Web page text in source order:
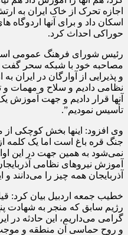
اجازه تحرک از خاک ایران به
اسکان داد و برای آنها
حوراکی احداث کرد.
رئیس شورای فرهنگ عمومی
مصاحبه خود با شبکه سحر گفت
و پذیرایی از آوارگان در ایران
نظامی دادیم و سلاح و مهمات و
آنها قرار دادیم و جهت آموزش
تأسیس نمودیم”.
وی افزود: اینها بخش کوچکی از
جنگ قره باغ است اما یک کلمه
نمی‌شود به همین جهت در این
آموزش نیروهای نظامی
آذربایجان همه چیز را می‌دانند
رژیم سابق که منجر به شهادت
گرامی می‌داریم، این حادثه در
و روح حماسی آن منطقه و